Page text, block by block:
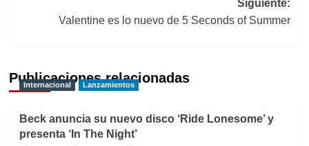
Siguiente:
Valentine es lo nuevo de 5 Seconds of Summer
Publicaciones relacionadas
Internacional Lanzamientos
Beck anuncia su nuevo disco ‘Ride Lonesome’ y
presenta ‘In The Night’